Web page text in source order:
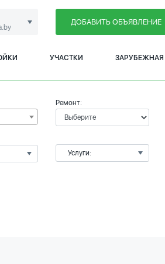
ДОБАВИТЬ ОБЪЯВЛЕНИЕ
УЧАСТКИ ЗАРУБЕЖНАЯ
Ремонт:
Услуги: